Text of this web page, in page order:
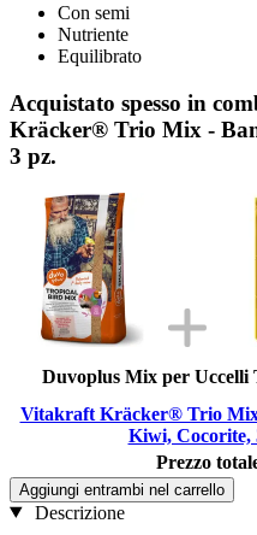
Con semi
Nutriente
Equilibrato
Acquistato spesso in
Kräcker® Trio Mix -
3 pz.
Duvoplus Mix per Uccelli
Vitakraft Kräcker® Trio Mix
Kiwi, Cocorite,
Prezzo
Aggiungi entrambi nel carrello
Descrizione